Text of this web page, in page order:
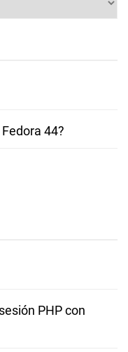
44?
PHP con